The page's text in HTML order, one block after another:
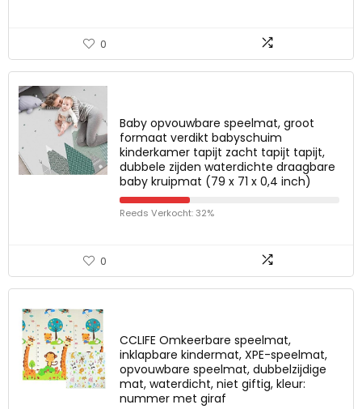
0
Baby opvouwbare speelmat, groot
formaat verdikt babyschuim
kinderkamer tapijt zacht tapijt tapijt,
dubbele zijden waterdichte draagbare
baby kruipmat (79 x 71 x 0,4 inch)
Reeds Verkocht: 32%
0
CCLIFE Omkeerbare speelmat,
inklapbare kindermat, XPE-speelmat,
opvouwbare speelmat, dubbelzijdige
mat, waterdicht, niet giftig, kleur:
nummer met giraf